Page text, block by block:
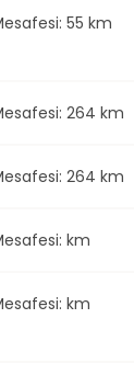
55 km
264 km
264 km
km
km